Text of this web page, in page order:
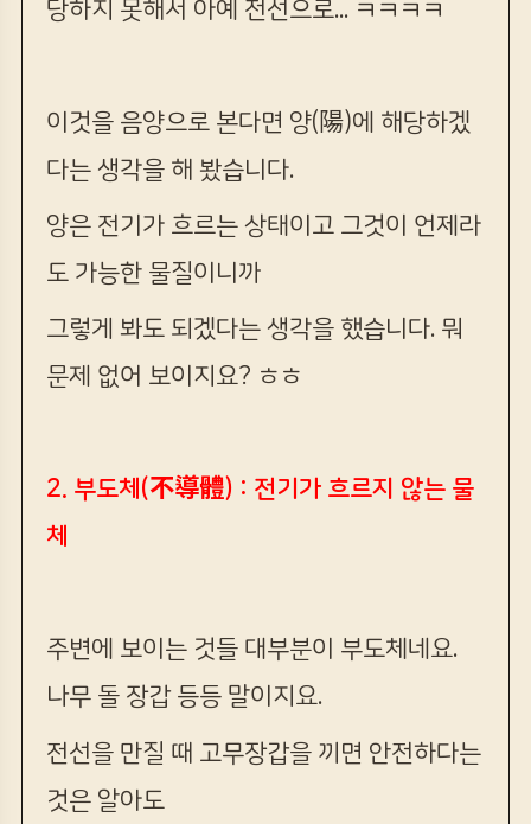
당하지 못해서 아예 전선으로... ㅋㅋㅋㅋ
이것을 음양으로 본다면 양(陽)에 해당하겠
다는 생각을 해 봤습니다.
양은 전기가 흐르는 상태이고 그것이 언제라
도 가능한 물질이니까
그렇게 봐도 되겠다는 생각을 했습니다. 뭐
문제 없어 보이지요? ㅎㅎ
2. 부도체(不導體) : 전기가 흐르지 않는 물
체
주변에 보이는 것들 대부분이 부도체네요.
나무 돌 장갑 등등 말이지요.
전선을 만질 때 고무장갑을 끼면 안전하다는
것은 알아도